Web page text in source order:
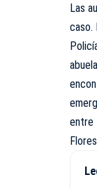
Las
caso.
entre